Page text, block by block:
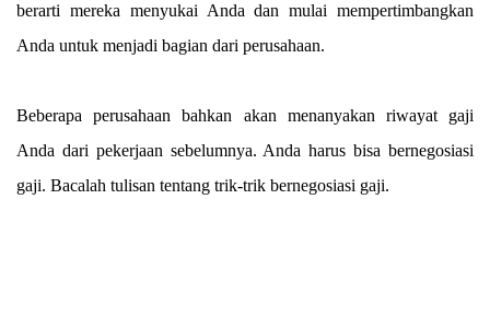
berarti mereka menyukai Anda dan mulai mempertimbangkan
Anda untuk menjadi bagian dari perusahaan.
Beberapa perusahaan bahkan akan menanyakan riwayat gaji
Anda dari pekerjaan sebelumnya. Anda harus bisa bernegosiasi
gaji. Bacalah tulisan tentang trik-trik bernegosiasi gaji.